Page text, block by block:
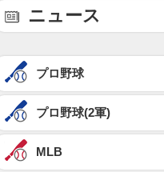
ニュース
プロ野球
プロ野球(2軍)
MLB